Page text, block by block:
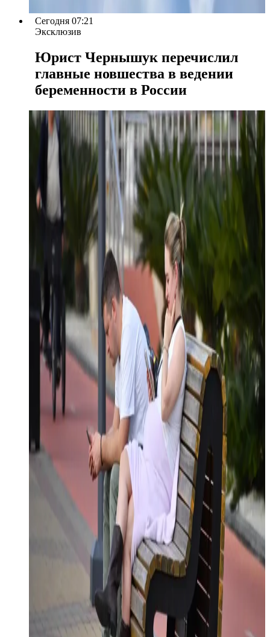
Сегодня 07:21
Эксклюзив
Юрист Чернышук перечислил
главные новшества в ведении
беременности в России